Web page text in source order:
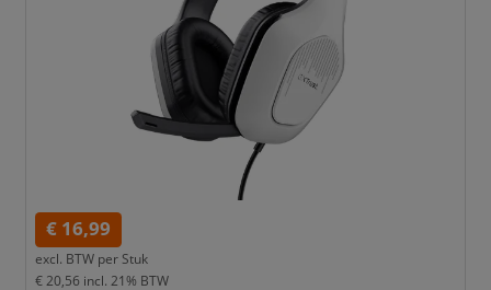
€ 16,99
excl. BTW per Stuk
€ 20,56 incl. 21% BTW